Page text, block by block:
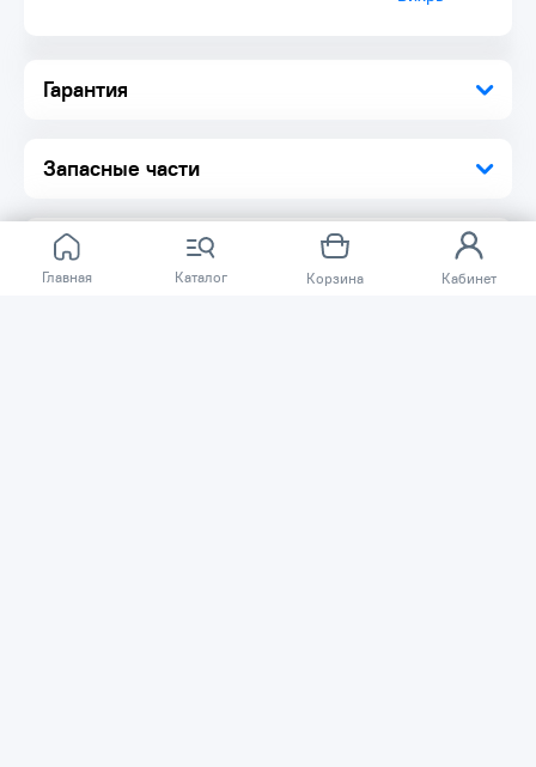
Главная Каталог Корзина Кабинет
Гарантия
Запасные части